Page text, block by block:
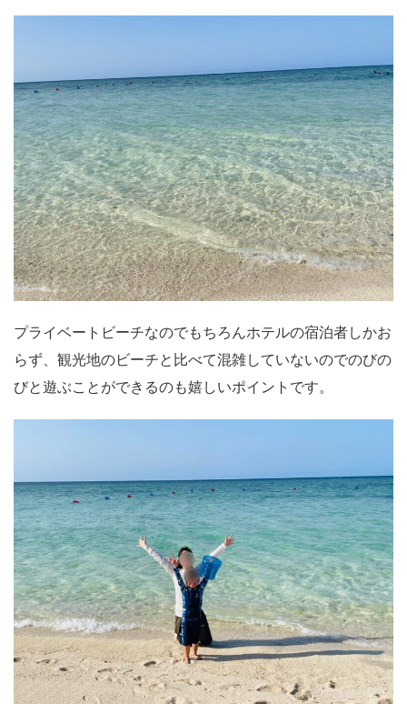
プライベートビーチなのでもちろんホテルの宿泊者しかお
らず、観光地のビーチと比べて混雑していないのでのびの
びと遊ぶことができるのも嬉しいポイントです。